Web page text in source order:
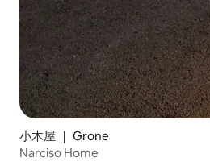
小木屋 ｜ Grone
Narciso Home